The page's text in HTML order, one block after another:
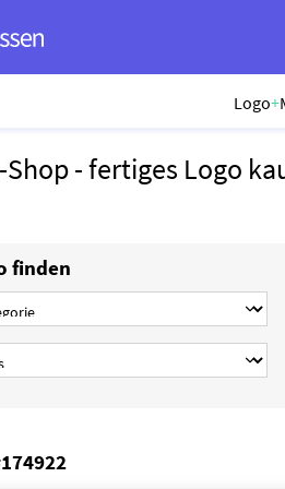
Logo+
Shop - fertiges Logo
finden